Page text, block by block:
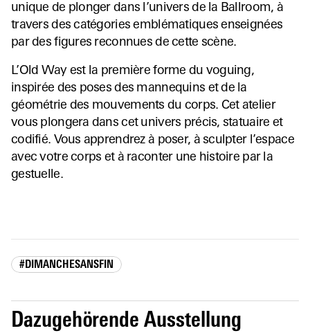
unique de plonger dans l’univers de la Ballroom, à
travers des catégories emblématiques enseignées
par des figures reconnues de cette scène.
L’Old Way est la première forme du voguing,
inspirée des poses des mannequins et de la
géométrie des mouvements du corps. Cet atelier
vous plongera dans cet univers précis, statuaire et
codifié. Vous apprendrez à poser, à sculpter l’espace
avec votre corps et à raconter une histoire par la
gestuelle.
#DIMANCHESANSFIN
Dazugehörende Ausstellung